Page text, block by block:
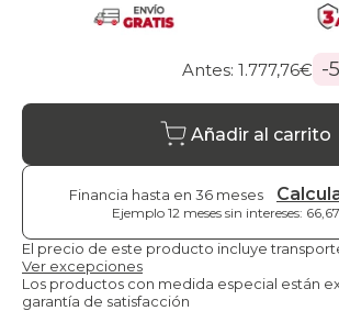
Antes: 1.777,76€ -
Añadir al carrito
Financia hasta en 36 meses
Ejemplo 12 meses sin intereses:
El precio de este producto incluye
Ver excepciones
Los productos con medida especial están
garantía de satisfacción